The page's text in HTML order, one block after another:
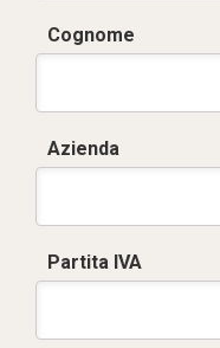
Cognome
Azienda
Partita IVA